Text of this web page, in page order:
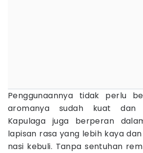
Penggunaannya tidak perlu
aromanya sudah kuat dan
Kapulaga juga berperan
lapisan rasa yang lebih kaya
nasi kebuli. Tanpa sentuhan